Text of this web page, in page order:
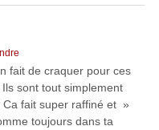
fait de craquer pour ces
sont tout simplement
fait super raffiné et »
toujours dans ta